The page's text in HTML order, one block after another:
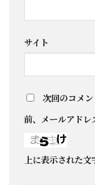
サイト
次回のコメ
前、メールアドレ
上に表示された文